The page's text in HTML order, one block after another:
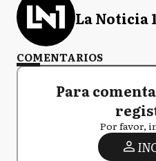
La Noticia 1
COMENTARIOS
Para
Por favor,